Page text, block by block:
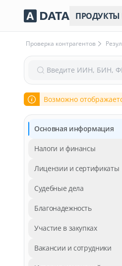
Проверка контрагентов
Введите ИИН, БИН,
Возможно
Основная информация
Налоги и финансы
Лицензии и сертификаты
Судебные дела
Благонадежность
Участие в закупках
Вакансии и сотрудники